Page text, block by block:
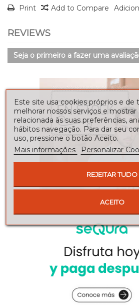
Print Add to Compare
REVIEWS
Seja o primeiro a fazer uma
Este site usa cookies próprios e de
melhorar nossos serviços e mostrar
relacionada às suas preferências,
hábitos navegação. Para dar seu
uso, pressione o botão Aceito.
Mais informações
Personalizar
REJEITAR TUDO
ACEITO